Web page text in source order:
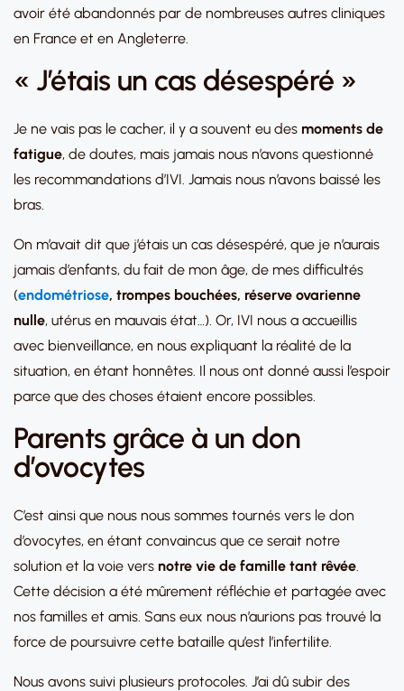
avoir été abandonnés par de nombreuses autres cliniques
en France et en Angleterre.
« J’étais un cas désespéré »
Je ne vais pas le cacher, il y a souvent eu des moments de
fatigue, de doutes, mais jamais nous n’avons questionné
les recommandations d’IVI. Jamais nous n’avons baissé les
bras.
On m’avait dit que j’étais un cas désespéré, que je n’aurais
jamais d’enfants, du fait de mon âge, de mes difficultés
(endométriose, trompes bouchées, réserve ovarienne
nulle, utérus en mauvais état…). Or, IVI nous a accueillis
avec bienveillance, en nous expliquant la réalité de la
situation, en étant honnêtes. Il nous ont donné aussi l’espoir
parce que des choses étaient encore possibles.
Parents grâce à un don
d’ovocytes
C’est ainsi que nous nous sommes tournés vers le don
d’ovocytes, en étant convaincus que ce serait notre
solution et la voie vers notre vie de famille tant rêvée.
Cette décision a été mûrement réfléchie et partagée avec
nos familles et amis. Sans eux nous n’aurions pas trouvé la
force de poursuivre cette bataille qu’est l’infertilite.
Nous avons suivi plusieurs protocoles. J’ai dû subir des